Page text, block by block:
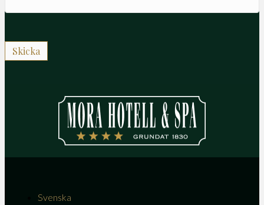
Svenska